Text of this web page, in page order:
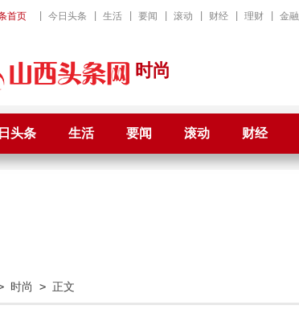
首页 今日头条 生活 要闻 滚动 财经 理财 金融
时尚
头条 生活 要闻 滚动 财经
时尚 > 正文